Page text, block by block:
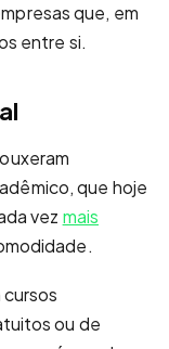
que, em
entre si.
que hoje
vez mais
ou de